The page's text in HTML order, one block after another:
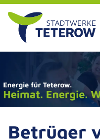
SPRINGEN
Betrüger